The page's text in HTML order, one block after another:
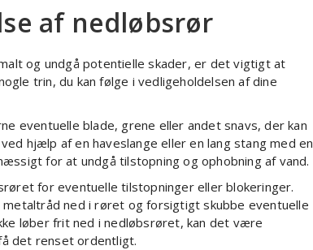
af nedløbsrør
og undgå potentielle skader, er det vigtigt at
trin, du kan følge i vedligeholdelsen af dine
eventuelle blade, grene eller andet snavs, der kan
hjælp af en haveslange eller en lang stang med en
for at undgå tilstopning og ophobning af vand.
for eventuelle tilstopninger eller blokeringer.
ned i røret og forsigtigt skubbe eventuelle
løber frit ned i nedløbsrøret, kan det være
det renset ordentligt.